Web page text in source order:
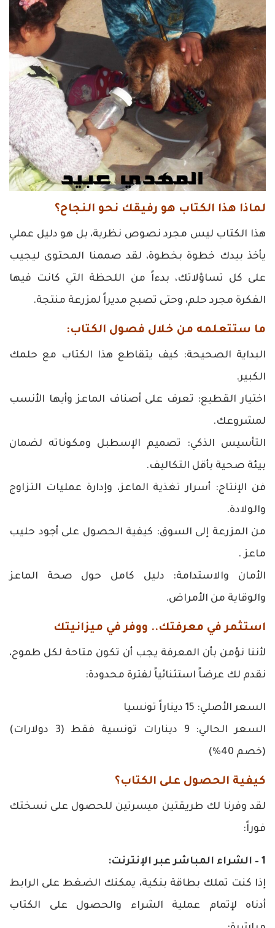
لماذا هذا الكتاب هو رفيقك نحو النجاح؟
هذا الكتاب ليس مجرد نصوص نظرية، بل هو دليل عملي
يأخذ بيدك خطوة بخطوة، لقد صممنا المحتوى ليجيب
على كل تساؤلاتك، بدءاً من اللحظة التي كانت فيها
الفكرة مجرد حلم، وحتى تصبح مديراً لمزرعة منتجة.
ما ستتعلمه من خلال فصول الكتاب:
البداية الصحيحة: كيف يتقاطع هذا الكتاب مع حلمك
الكبير.
اختيار القطيع: تعرف على أصناف الماعز وأيها الأنسب
لمشروعك.
التأسيس الذكي: تصميم الإسطبل ومكوناته لضمان
بيئة صحية بأقل التكاليف.
فن الإنتاج: أسرار تغذية الماعز، وإدارة عمليات التزاوج
والولادة.
من المزرعة إلى السوق: كيفية الحصول على أجود حليب
ماعز .
الأمان والاستدامة: دليل كامل حول صحة الماعز
والوقاية من الأمراض.
استثمر في معرفتك.. ووفر في ميزانيتك
لأننا نؤمن بأن المعرفة يجب أن تكون متاحة لكل طموح،
نقدم لك عرضاً استثنائياً لفترة محدودة:
السعر الأصلي: 15 ديناراً تونسيا
السعر الحالي: 9 دينارات تونسية فقط (3 دولارات)
(خصم 40%)
كيفية الحصول على الكتاب؟
لقد وفرنا لك طريقتين ميسرتين للحصول على نسختك
فوراً:
1 – الشراء المباشر عبر الإنترنت:
إذا كنت تملك بطاقة بنكية، يمكنك الضغط على الرابط
أدناه لإتمام عملية الشراء والحصول على الكتاب